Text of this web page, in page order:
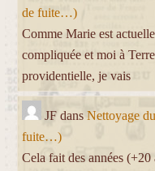
de fuite…)
Comme Marie est
compliquée et moi à
providentielle, je vais
JF dans Nettoyage
fuite…)
Cela fait des années